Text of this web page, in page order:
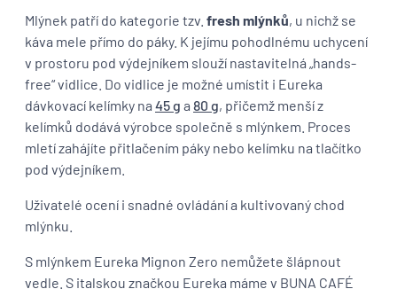
Mlýnek patří do kategorie tzv. fresh mlýnků, u nichž se
káva mele přímo do páky. K jejímu pohodlnému uchycení
v prostoru pod výdejníkem slouží nastavitelná „hands-
free“ vidlice. Do vidlice je možné umístit i Eureka
dávkovací kelímky na 45 g a 80 g, přičemž menší z
kelímků dodává výrobce společně s mlýnkem. Proces
mletí zahájíte přitlačením páky nebo kelímku na tlačítko
pod výdejníkem.
Uživatelé ocení i snadné ovládání a kultivovaný chod
mlýnku.
S mlýnkem Eureka Mignon Zero nemůžete šlápnout
vedle. S italskou značkou Eureka máme v BUNA CAFÉ